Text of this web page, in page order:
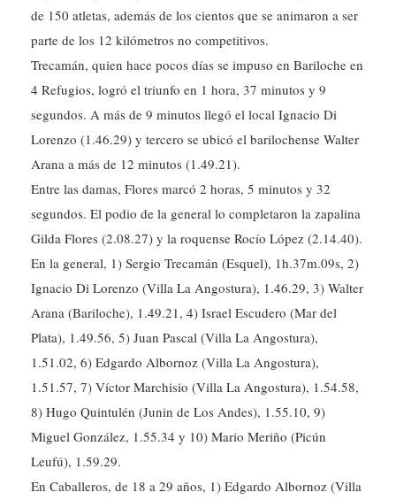
de 150 atletas, además de los cientos que se animaron a ser
parte de los 12 kilómetros no competitivos.
Trecamán, quien hace pocos días se impuso en Bariloche en
4 Refugios, logró el triunfo en 1 hora, 37 minutos y 9
segundos. A más de 9 minutos llegó el local Ignacio Di
Lorenzo (1.46.29) y tercero se ubicó el barilochense Walter
Arana a más de 12 minutos (1.49.21).
Entre las damas, Flores marcó 2 horas, 5 minutos y 32
segundos. El podio de la general lo completaron la zapalina
Gilda Flores (2.08.27) y la roquense Rocío López (2.14.40).
En la general, 1) Sergio Trecamán (Esquel), 1h.37m.09s, 2)
Ignacio Di Lorenzo (Villa La Angostura), 1.46.29, 3) Walter
Arana (Bariloche), 1.49.21, 4) Israel Escudero (Mar del
Plata), 1.49.56, 5) Juan Pascal (Villa La Angostura),
1.51.02, 6) Edgardo Albornoz (Villa La Angostura),
1.51.57, 7) Víctor Marchisio (Villa La Angostura), 1.54.58,
8) Hugo Quintulén (Junin de Los Andes), 1.55.10, 9)
Miguel González, 1.55.34 y 10) Mario Meriño (Picún
Leufú), 1.59.29.
En Caballeros, de 18 a 29 años, 1) Edgardo Albornoz (Villa